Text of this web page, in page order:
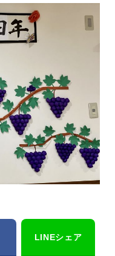
LINEシェア